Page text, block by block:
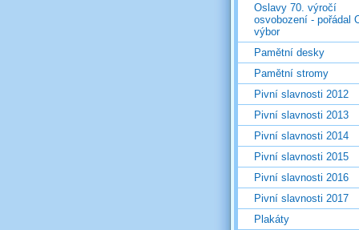
Oslavy 70. výročí
osvobození - pořádal
výbor
Pamětní desky
Pamětní stromy
Pivní slavnosti 2012
Pivní slavnosti 2013
Pivní slavnosti 2014
Pivní slavnosti 2015
Pivní slavnosti 2016
Pivní slavnosti 2017
Plakáty